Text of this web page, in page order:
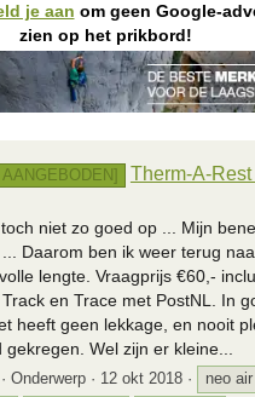
je aan om geen Google-
zien op het prikbord!
Therm-A-
niet zo goed op ... Mijn
Daarom ben ik weer terug
lengte. Vraagprijs €60,-
en Trace met PostNL. In
heeft geen lekkage, en nooit
Wel zijn er kleine...
Onderwerp 12 okt 2018 neo air